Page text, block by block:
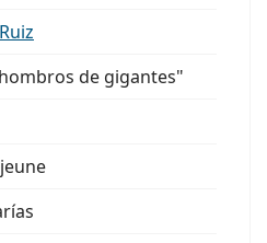
de gigantes"